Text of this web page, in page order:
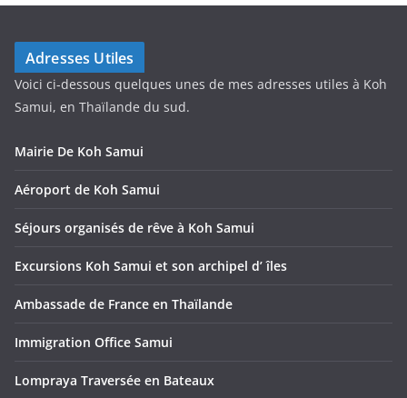
Adresses Utiles
Voici ci-dessous quelques unes de mes adresses utiles à Koh
Samui, en Thaïlande du sud.
Mairie De Koh Samui
Aéroport de Koh Samui
Séjours organisés de rêve à Koh Samui
Excursions Koh Samui et son archipel d’ îles
Ambassade de France en Thaïlande
Immigration Office Samui
Lompraya Traversée en Bateaux